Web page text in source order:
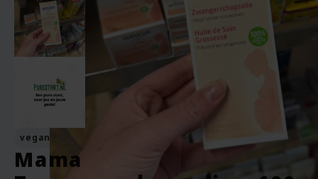
vegan
Mama